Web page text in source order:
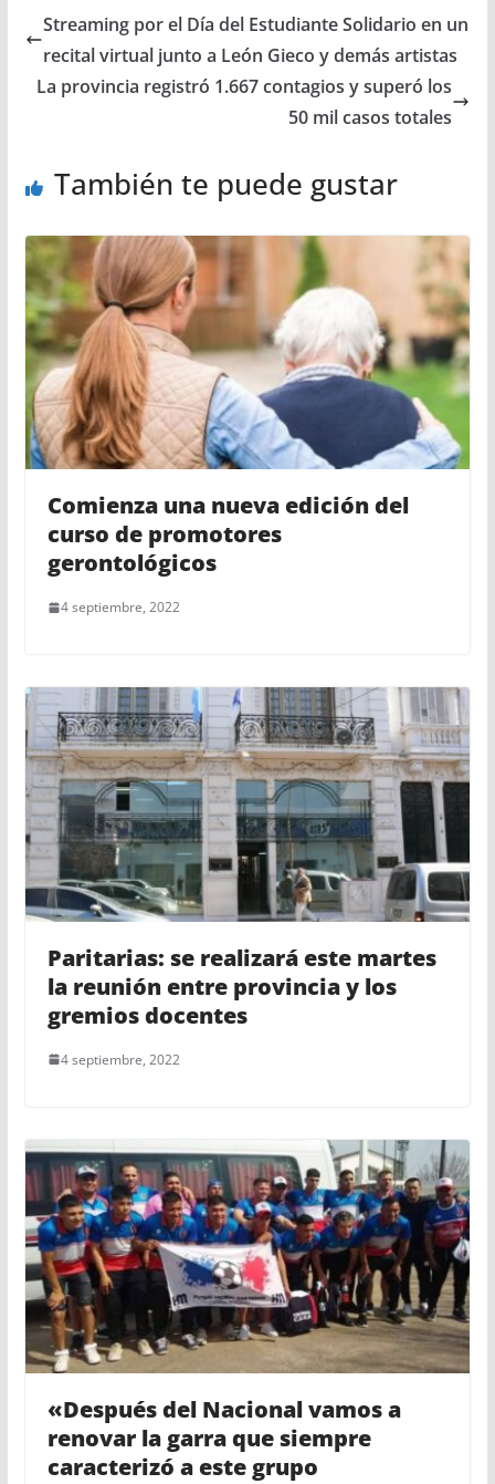
Streaming por el Día del Estudiante Solidario en un
recital virtual junto a León Gieco y demás artistas
La provincia registró 1.667 contagios y superó los
50 mil casos totales
También te puede gustar
Comienza una nueva edición del
curso de promotores
gerontológicos
4 septiembre, 2022
Paritarias: se realizará este martes
la reunión entre provincia y los
gremios docentes
4 septiembre, 2022
«Después del Nacional vamos a
renovar la garra que siempre
caracterizó a este grupo